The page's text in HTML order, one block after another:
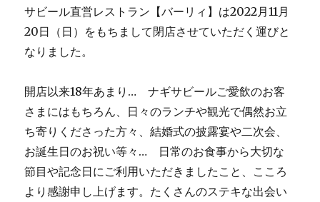
サビール直営レストラン【バーリィ】は2022月11月
20日（日）をもちまして閉店させていただく運びと
なりました。
開店以来18年あまり… ナギサビールご愛飲のお客
さまにはもちろん、日々のランチや観光で偶然お立
ち寄りくださった方々、結婚式の披露宴や二次会、
お誕生日のお祝い等々… 日常のお食事から大切な
節目や記念日にご利用いただきましたこと、こころ
より感謝申し上げます。たくさんのステキな出会い